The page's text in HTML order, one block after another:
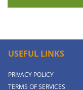
USEFUL LINKS
PRIVACY POLICY
TERMS OF SERVICES